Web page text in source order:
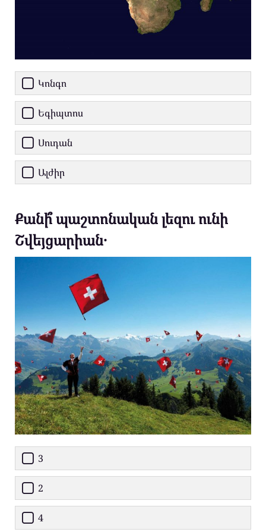
Կոնգո
Եգիպտոս
Սուդան
Ալժիր
Քանի՞ պաշտոնական լեզու ունի
Շվեյցարիան․
3
2
4